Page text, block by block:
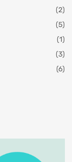
(2)
(5)
(1)
(3)
(6)